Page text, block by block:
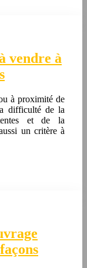
vendre à
à proximité de
difficulté de la
et de la
un critère à